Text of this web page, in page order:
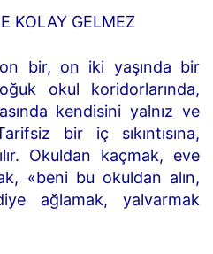
KOLAY GELMEZ
on bir, on iki yaşında bir
okul koridorlarında,
kendisini yalnız ve
bir iç sıkıntısına,
Okuldan kaçmak, eve
«beni bu okuldan alın,
ağlamak, yalvarmak